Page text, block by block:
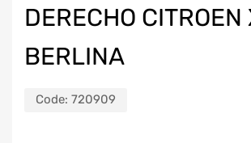
DERECHO
BERLINA
Code: 720909